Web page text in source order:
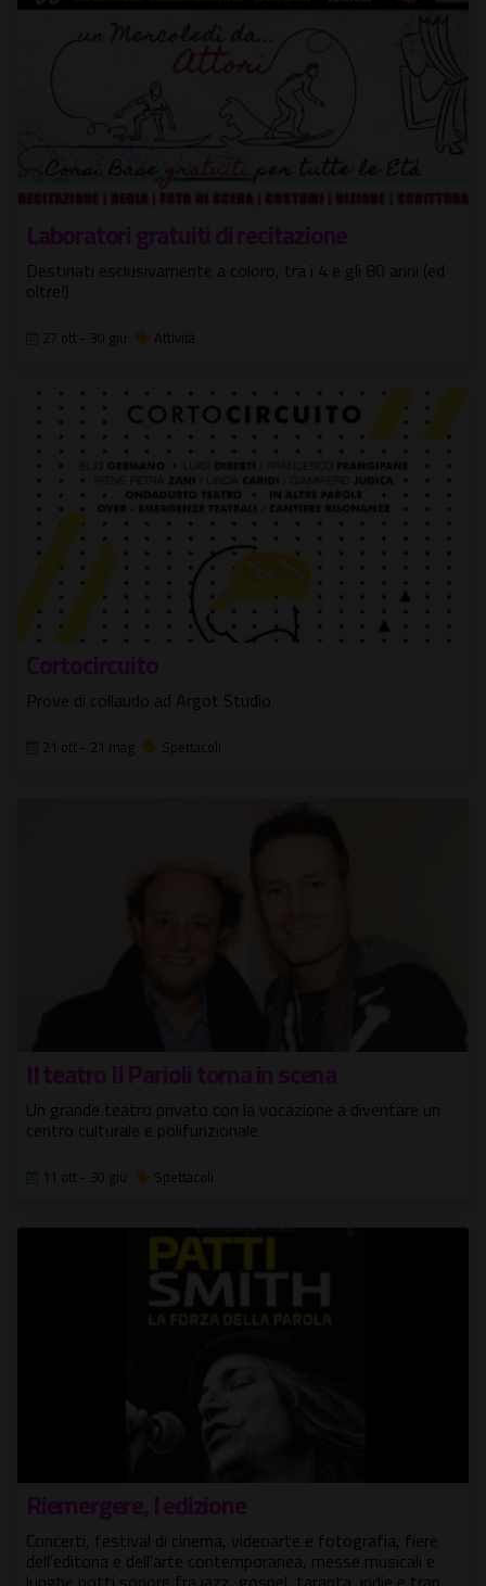
Laboratori gratuiti di recitazione
Destinati esclusivamente a coloro, tra i 4 e gli 80 anni (ed
oltre!)
27 ott - 30 giu Attività
Cortocircuito
Prove di collaudo ad Argot Studio
21 ott - 21 mag Spettacoli
Il teatro Il Parioli torna in scena
Un grande teatro privato con la vocazione a diventare un
centro culturale e polifunzionale
11 ott - 30 giu Spettacoli
Riemergere, I edizione
Concerti, festival di cinema, videoarte e fotografia, fiere
dell'editoria e dell'arte contemporanea, messe musicali e